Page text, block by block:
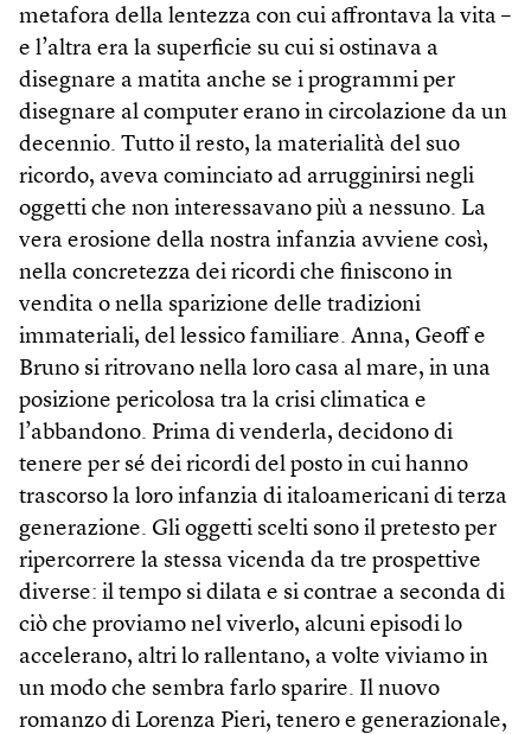
metafora della lentezza con cui affrontava la vita –
e l’altra era la superficie su cui si ostinava a
disegnare a matita anche se i programmi per
disegnare al computer erano in circolazione da un
decennio. Tutto il resto, la materialità del suo
ricordo, aveva cominciato ad arrugginirsi negli
oggetti che non interessavano più a nessuno. La
vera erosione della nostra infanzia avviene così,
nella concretezza dei ricordi che finiscono in
vendita o nella sparizione delle tradizioni
immateriali, del lessico familiare. Anna, Geoff e
Bruno si ritrovano nella loro casa al mare, in una
posizione pericolosa tra la crisi climatica e
l’abbandono. Prima di venderla, decidono di
tenere per sé dei ricordi del posto in cui hanno
trascorso la loro infanzia di italoamericani di terza
generazione. Gli oggetti scelti sono il pretesto per
ripercorrere la stessa vicenda da tre prospettive
diverse: il tempo si dilata e si contrae a seconda di
ciò che proviamo nel viverlo, alcuni episodi lo
accelerano, altri lo rallentano, a volte viviamo in
un modo che sembra farlo sparire. Il nuovo
romanzo di Lorenza Pieri, tenero e generazionale,